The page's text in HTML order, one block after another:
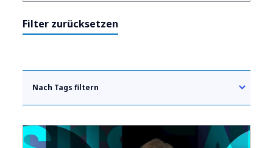
Filter zurücksetzen
Nach Tags filtern